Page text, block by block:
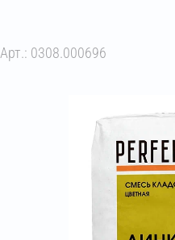
Арт.: 0308.000696